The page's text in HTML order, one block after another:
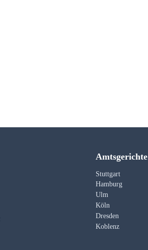
Amtsgerichte
Stuttgart
Hamburg
Ulm
Köln
Dresden
Koblenz